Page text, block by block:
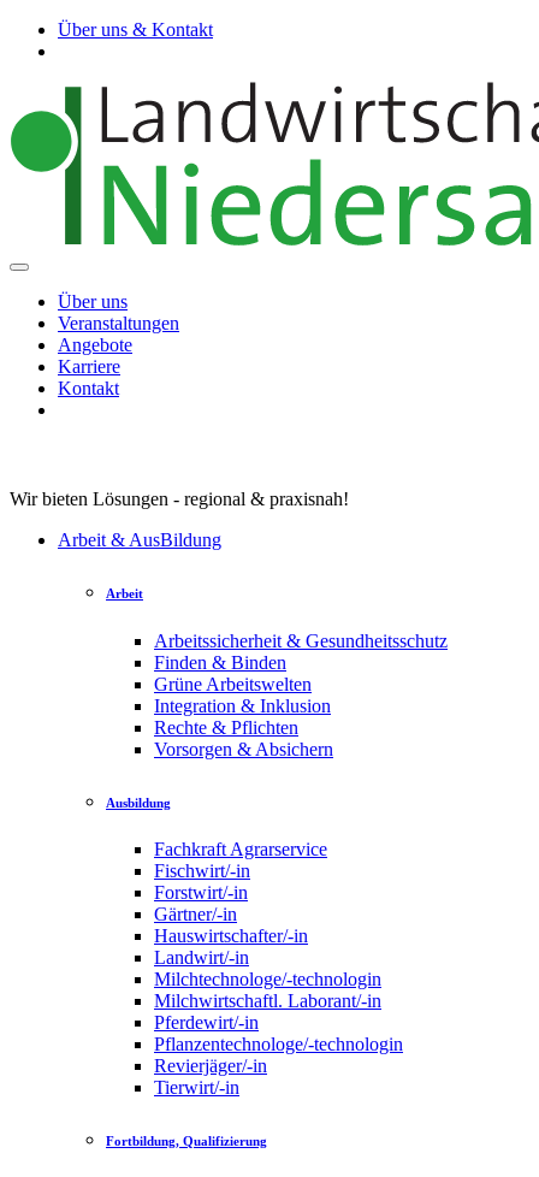
Über uns & Kontakt
Über uns
Veranstaltungen
Angebote
Karriere
Kontakt
Wir bieten Lösungen - regional & praxisnah!
Arbeit & AusBildung
Arbeit
Arbeitssicherheit & Gesundheitsschutz
Finden & Binden
Grüne Arbeitswelten
Integration & Inklusion
Rechte & Pflichten
Vorsorgen & Absichern
Ausbildung
Fachkraft Agrarservice
Fischwirt/-in
Forstwirt/-in
Gärtner/-in
Hauswirtschafter/-in
Landwirt/-in
Milchtechnologe/-technologin
Milchwirtschaftl. Laborant/-in
Pferdewirt/-in
Pflanzentechnologe/-technologin
Revierjäger/-in
Tierwirt/-in
Fortbildung, Qualifizierung